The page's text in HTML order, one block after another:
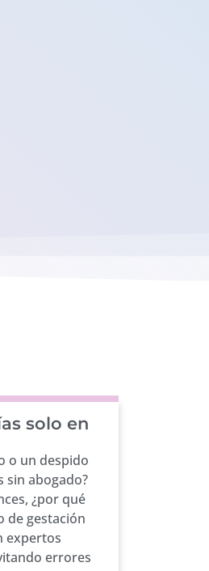
solo en
o un despido
sin abogado?
¿por qué
de gestación
expertos
errores